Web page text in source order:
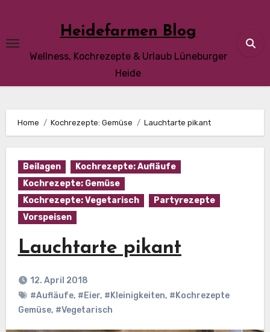
content
Heidefarmen Blog
Wellness, Kochrezepte & Urlaub Lüneburger
Heide
Home Kochrezepte: Gemüse Lauchtarte pikant
Beilagen
Kochrezepte: Aufläufe
Kochrezepte: Gemüse
Kochrezepte: Vegetarisch
Partyrezepte
Vorspeisen
Lauchtarte pikant
12. April 2018
#Aufläufe, #Eier, #Kleinigkeiten, #Kochrezepte
Gemüse, #Vegetarisch